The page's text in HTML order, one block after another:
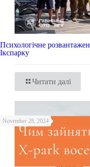
Психологічне
Ікспарку
Читати далі
November 28, 2024